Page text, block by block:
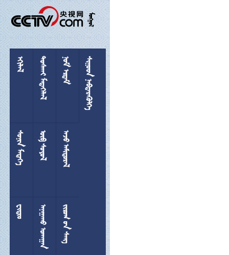

 

 
 
 
 
 
  
 